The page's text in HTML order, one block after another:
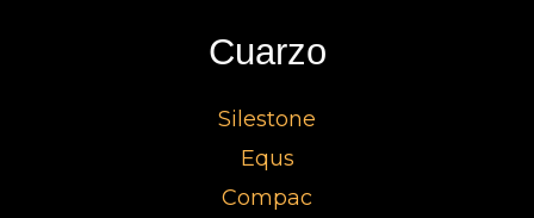
Cuarzo
Silestone
Equs
Compac